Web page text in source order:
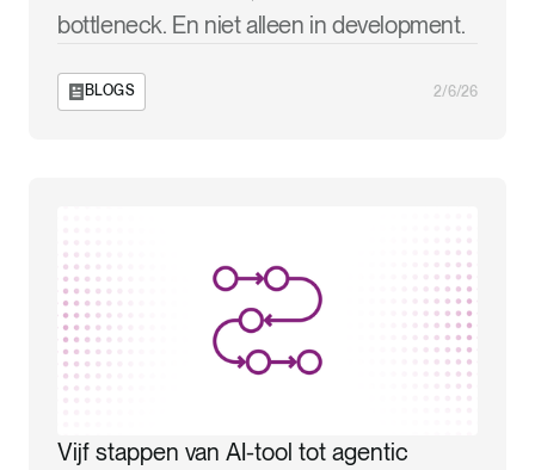
bottleneck. En niet alleen in development.
BLOGS 2/6/26
Vijf stappen van AI-tool tot agentic